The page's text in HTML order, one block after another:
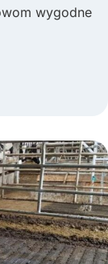
wygodne